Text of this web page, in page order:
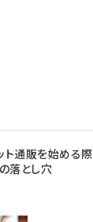
通販を始める際
落とし穴